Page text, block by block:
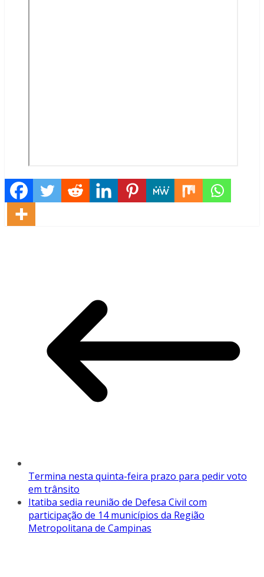
Termina nesta quinta-feira prazo para pedir voto
em trânsito
Itatiba sedia reunião de Defesa Civil com
participação de 14 municípios da Região
Metropolitana de Campinas